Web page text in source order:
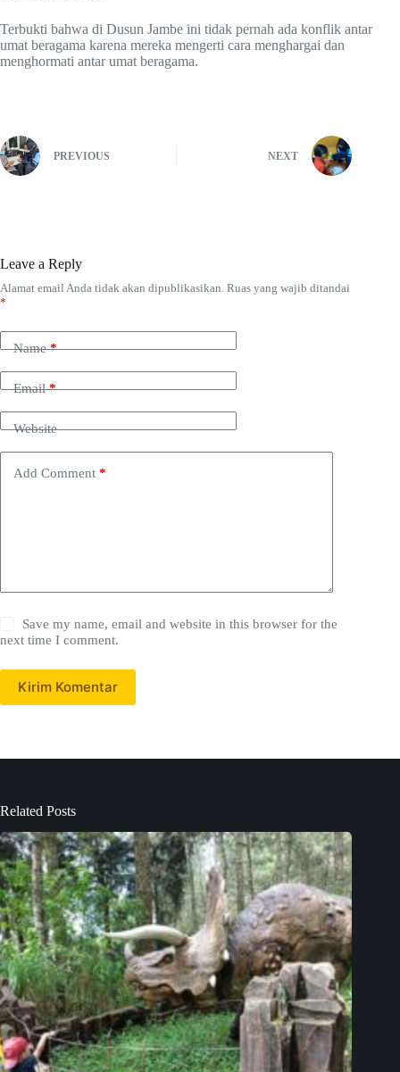
Terbukti bahwa di Dusun Jambe ini tidak pernah ada konflik antar
umat beragama karena mereka mengerti cara menghargai dan
menghormati antar umat beragama.
PREVIOUS NEXT
Leave a Reply
Alamat email Anda tidak akan dipublikasikan. Ruas yang wajib ditandai
*
Name*
Email*
Website
Add Comment *
Save my name, email and website in this browser for the
next time I comment.
Kirim Komentar
Related Posts